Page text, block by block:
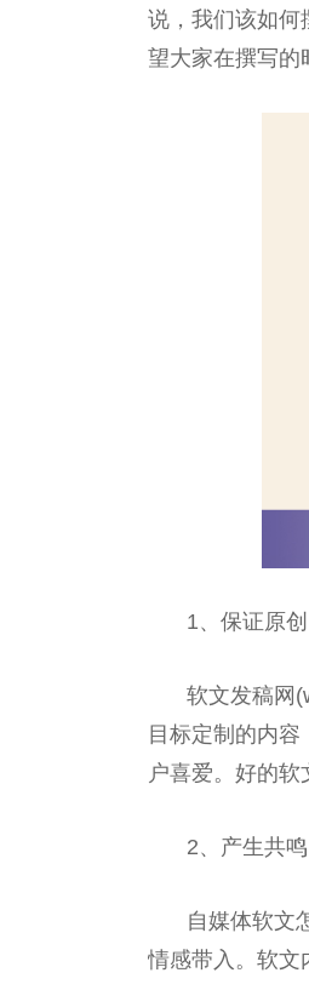
说，我们该如何
望大家在撰写的
1、保证原创
软文发稿网
目标定制的内
户喜爱。好的软
2、产生共鸣
自媒体软文
情感带入。软文